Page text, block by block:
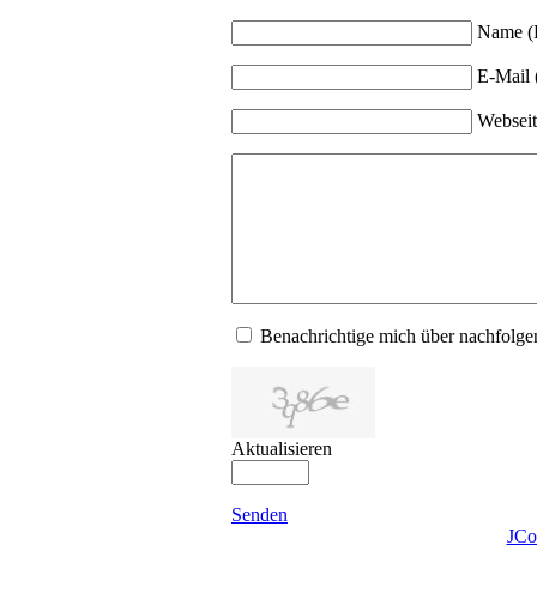
Name
E-Mail
Benachrichtige mich über
Aktualisieren
Senden